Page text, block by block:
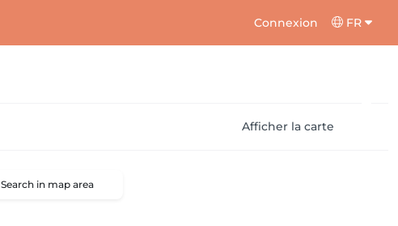
Connexion FR
Afficher la carte
Search in map area